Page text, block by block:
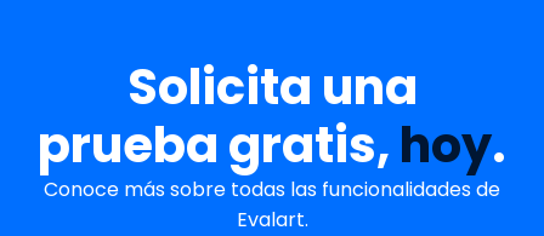
Solicita una
prueba gratis,hoy.
Conoce más sobre todas las funcionalidades de
Evalart.